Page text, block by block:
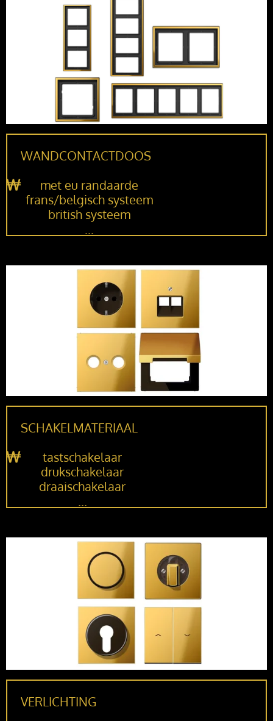
WANDCONTACTDOOS
met eu randaarde
frans/belgisch systeem
british systeem
SCHAKELMATERIAAL
tastschakelaar
drukschakelaar
draaischakelaar
VERLICHTING